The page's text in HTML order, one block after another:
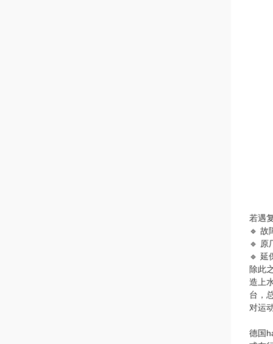
若遇
🔹 故
🔹 原
🔹 延
除此
造上
台，
对运
德国